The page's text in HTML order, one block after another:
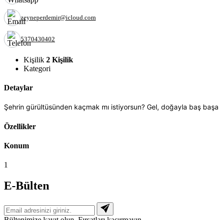
zeyneperdemir@icloud.com
5370430402
Kişilik 2 Kişilik
Kategori
Detaylar
Şehrin gürültüsünden kaçmak mı istiyorsun? Gel, doğayla baş
Özellikler
Konum
1
E-Bülten